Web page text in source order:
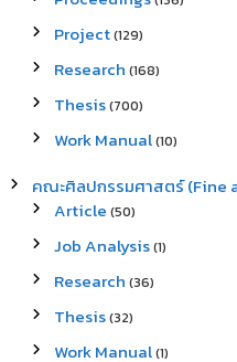
Project(129)
Research (168)
Thesis(700)
Work Manual(10)
คณะศิลปกรรมศาสตร์ (Fine
Article (50)
Job Analysis(1)
Research (36)
Thesis(32)
Work Manual(1)